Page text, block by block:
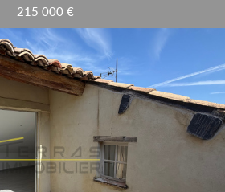
Recherche
+ de critères +
215 000 €